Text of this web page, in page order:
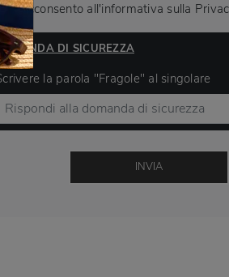
Acconsento all'informativa sulla
DI SICUREZZA
la parola "Fragole" al singolare
INVIA